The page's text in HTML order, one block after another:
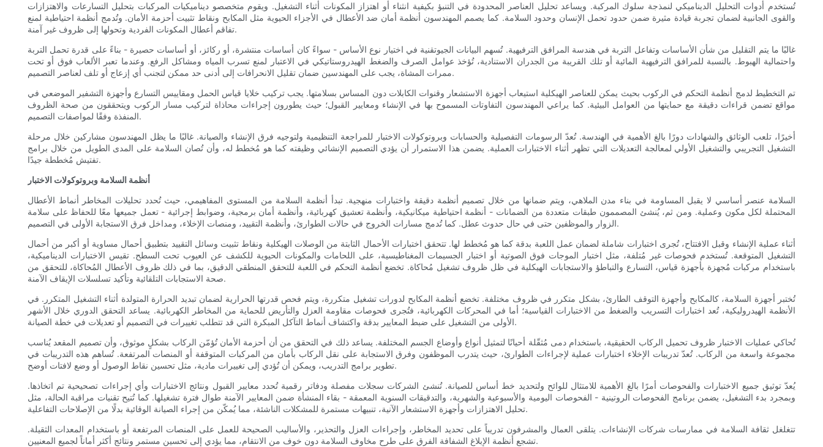
تُستخدم أدوات التحليل الديناميكي لنمذجة سلوك المركبة. ويساعد تحليل العناصر المحدودة في التنبؤ بكيفية انثناء أو اهتزاز المكونات أثناء التشغيل. ويقوم متخصصو ديناميكيات المركبات بتحليل التسارعات والاهتزازات
والقوى الجانبية لضمان تجربة قيادة مثيرة ضمن حدود تحمل الإنسان وحدود السلامة. كما يصمم المهندسون أنظمة أمان ضد الأعطال في الأجزاء الحيوية مثل المكابح ونقاط تثبيت أحزمة الأمان. وتُدمج أنظمة احتياطية لمنع
تفاقم أعطال المكونات الفردية وتحولها إلى ظروف غير آمنة.
غالبًا ما يتم التقليل من شأن الأساسات وتفاعل التربة في هندسة المرافق الترفيهية. تُسهم البيانات الجيوتقنية في اختيار نوع الأساس - سواءً كان أساسات منتشرة، أو ركائز، أو أساسات حصيرة - بناءً على قدرة تحمل التربة
واحتمالية الهبوط. بالنسبة للمرافق الترفيهية المائية أو تلك القريبة من الجدران الاستنادية، تُؤخذ عوامل الصرف والضغط الهيدروستاتيكي في الاعتبار لمنع تسرب المياه ومشاكل الرفع. وعندما تعبر الألعاب فوق أو تحت
ممرات المشاة، يجب على المهندسين ضمان تقليل الانحرافات إلى أدنى حد ممكن لتجنب أي إزعاج أو تلف لعناصر التصميم.
تم التخطيط لدمج أنظمة التحكم في الركوب بحيث يمكن للعناصر الهيكلية استيعاب أجهزة الاستشعار وقنوات الكابلات دون المساس بسلامتها. يجب تركيب خلايا قياس الحمل ومقاييس التسارع وأجهزة التشفير الموضعي في
مواقع تضمن قراءات دقيقة مع حمايتها من العوامل البيئية. كما يراعي المهندسون التفاوتات المسموح بها في الإنشاء ومعايير القبول؛ حيث يطورون إجراءات محاذاة لتركيب مسار الركوب ويتحققون من صحة الظروف
المنفذة وفقًا لمواصفات التصميم.
أخيرًا، تلعب الوثائق والشهادات دورًا بالغ الأهمية في الهندسة. تُعدّ الرسومات التفصيلية والحسابات وبروتوكولات الاختبار للمراجعة التنظيمية ولتوجيه فرق الإنشاء والصيانة. غالبًا ما يظل المهندسون مشاركين خلال مرحلة
التشغيل التجريبي والتشغيل الأولي لمعالجة التعديلات التي تظهر أثناء الاختبارات العملية. يضمن هذا الاستمرار أن يؤدي التصميم الإنشائي وظيفته كما هو مُخطط له، وأن تُصان السلامة على المدى الطويل من خلال برامج
تفتيش مُخططة جيدًا.
أنظمة السلامة وبروتوكولات الاختبار
السلامة عنصر أساسي لا يقبل المساومة في بناء مدن الملاهي، ويتم ضمانها من خلال تصميم أنظمة دقيقة واختبارات منهجية. تبدأ أنظمة السلامة من المستوى المفاهيمي، حيث تُحدد تحليلات المخاطر أنماط الأعطال
المحتملة لكل مكون وعملية. ومن ثم، يُنشئ المصممون طبقات متعددة من الضمانات - أنظمة احتياطية ميكانيكية، وأنظمة تعشيق كهربائية، وأنظمة أمان برمجية، وضوابط إجرائية - تعمل جميعها معًا للحفاظ على سلامة
الزوار والموظفين حتى في حال حدوث عطل. كما تُدمج مسارات الخروج في حالات الطوارئ، وأنظمة التقييد، ومنصات الإخلاء، ومداخل فرق الاستجابة الأولى في التصميم.
أثناء عملية الإنشاء وقبل الافتتاح، تُجرى اختبارات شاملة لضمان عمل اللعبة بدقة كما هو مُخطط لها. تتحقق اختبارات الأحمال الثابتة من الوصلات الهيكلية ونقاط تثبيت وسائل التقييد بتطبيق أحمال مساوية أو أكبر من أحمال
التشغيل المتوقعة. تُستخدم فحوصات غير مُتلفة، مثل اختبار الموجات فوق الصوتية أو اختبار الجسيمات المغناطيسية، على اللحامات والمكونات الحيوية للكشف عن العيوب تحت السطح. تقيس الاختبارات الديناميكية،
باستخدام مركبات مُجهزة بأجهزة قياس، التسارع والتباطؤ والاستجابات الهيكلية في ظل ظروف تشغيل مُحاكاة. تخضع أنظمة التحكم في اللعبة للتحقق المنطقي الدقيق، بما في ذلك ظروف الأعطال المُحاكاة، للتحقق من
صحة الاستجابات التلقائية وتأكيد تسلسلات الإيقاف الآمنة.
تُختبر أجهزة السلامة، كالمكابح وأجهزة التوقف الطارئ، بشكل متكرر في ظروف مختلفة. تخضع أنظمة المكابح لدورات تشغيل متكررة، ويتم فحص قدرتها الحرارية لضمان تبديد الحرارة المتولدة أثناء التشغيل المتكرر. في
الأنظمة الهيدروليكية، تُعد اختبارات التسريب والضغط من الاختبارات القياسية؛ أما في المحركات الكهربائية، فتُجرى فحوصات مقاومة العزل والتأريض للحماية من المخاطر الكهربائية. يساعد التحقق الدوري خلال الأشهر
الأولى من التشغيل على ضبط المعايير بدقة واكتشاف أنماط التآكل المبكرة التي قد تتطلب تغييرات في التصميم أو تعديلات في خطة الصيانة.
تُحاكي عمليات الاختبار ظروف تحميل الركاب الحقيقية، باستخدام دمى مُثقّلة أحيانًا لتمثيل أنواع وأوضاع الجسم المختلفة. يساعد ذلك في التحقق من أن أحزمة الأمان تُؤمّن الركاب بشكلٍ موثوق، وأن تصميم المقعد يُناسب
مجموعة واسعة من الركاب. تُعدّ تدريبات الإخلاء اختبارات عملية لإجراءات الطوارئ، حيث يتدرب الموظفون وفرق الاستجابة على نقل الركاب بأمان من المركبات المتوقفة أو المنصات المرتفعة. تُساهم هذه التدريبات في
تطوير برامج التدريب، ويمكن أن تُؤدي إلى تغييرات مادية، مثل تحسين نقاط الوصول أو وضع لافتات أوضح.
يُعدّ توثيق جميع الاختبارات والفحوصات أمرًا بالغ الأهمية للامتثال للوائح ولتحديد خط أساس للصيانة. تُنشئ الشركات سجلات مفصلة ودفاتر رقمية تُحدد معايير القبول ونتائج الاختبارات وأي إجراءات تصحيحية تم اتخاذها.
وبمجرد بدء التشغيل، يضمن برنامج الفحوصات الروتينية - الفحوصات اليومية والأسبوعية والشهرية، والتدقيقات السنوية المعمقة - بقاء المنشأة ضمن المعايير الآمنة طوال فترة تشغيلها. كما تُتيح تقنيات مراقبة الحالة، مثل
تحليل الاهتزازات وأجهزة الاستشعار الآنية، تنبيهات مستمرة للمشكلات الناشئة، مما يُمكّن من إجراء الصيانة الوقائية بدلًا من الإصلاحات التفاعلية.
تتغلغل ثقافة السلامة في ممارسات شركات الإنشاءات. يتلقى العمال والمشرفون تدريباً على تحديد المخاطر، وإجراءات العزل والتحذير، والأساليب الصحيحة للعمل على المنصات المرتفعة أو باستخدام المعدات الثقيلة.
تشجع أنظمة الإبلاغ الشفافة الفرق على طرح مخاوف السلامة دون خوف من الانتقام، مما يؤدي إلى تحسين مستمر ونتائج أكثر أماناً لجميع المعنيين.